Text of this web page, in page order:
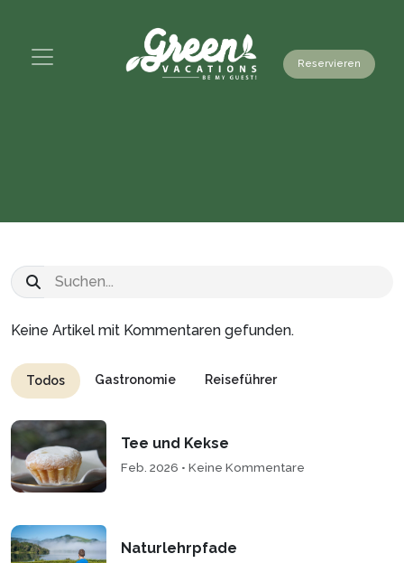
Reservieren
Todos Gastronomie Reiseführer
Tee und Kekse
Feb. 2026 • Keine Kommentare
Naturlehrpfade
Keine Artikel mit Kommentaren gefunden.